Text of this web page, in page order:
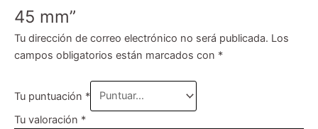
45 mm”
Tu dirección de correo electrónico no será publicada. Los
campos obligatorios están marcados con *
Tu puntuación *
Tu valoración *